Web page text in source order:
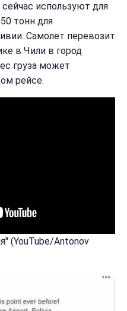
используют для
тонн для
Самолет перевозит
в Чили в город
груза может
рейсе.
(YouTube/Antonov